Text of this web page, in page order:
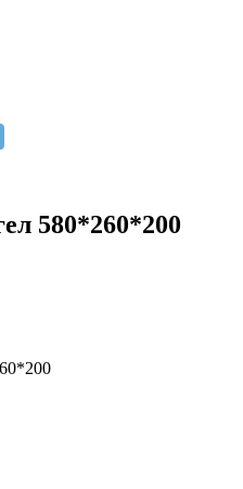
580*260*200